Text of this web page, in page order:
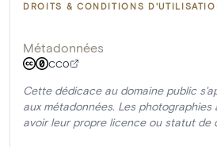
DROITS & CONDITIONS
Métadonnées
CC0
Cette dédicace au domaine public
aux métadonnées. Les
avoir leur propre licence ou statut de